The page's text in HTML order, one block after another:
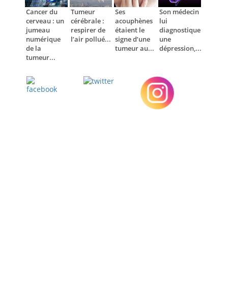
Cancer du
cerveau : un
jumeau
numérique
de la
tumeur...
Tumeur
cérébrale :
respirer de
l’air pollué...
Ses
acouphènes
étaient le
signe d’une
tumeur au...
Son médecin
lui
diagnostique
une
dépression,...